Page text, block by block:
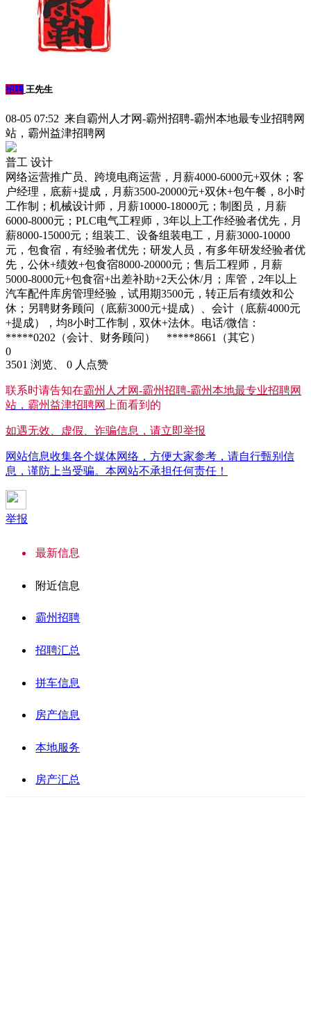
招聘 王先生
08-05 07:52 来自霸州人才网-霸州招聘-霸州本地最专业招聘网
站，霸州益津招聘网
普工 设计
网络运营推广员、跨境电商运营，月薪4000-6000元+双休；客
户经理，底薪+提成，月薪3500-20000元+双休+包午餐，8小时
工作制；机械设计师，月薪10000-18000元；制图员，月薪
6000-8000元；PLC电气工程师，3年以上工作经验者优先，月
薪8000-15000元；组装工、设备组装电工，月薪3000-10000
元，包食宿，有经验者优先；研发人员，有多年研发经验者优
先，公休+绩效+包食宿8000-20000元；售后工程师，月薪
5000-8000元+包食宿+出差补助+2天公休/月；库管，2年以上
汽车配件库房管理经验，试用期3500元，转正后有绩效和公
休；另聘财务顾问（底薪3000元+提成）、会计（底薪4000元
+提成），均8小时工作制，双休+法休。电话/微信：
*****0202（会计、财务顾问） *****8661（其它）
0
3501 浏览、 0 人点赞
联系时请告知在霸州人才网-霸州招聘-霸州本地最专业招聘网
站，霸州益津招聘网
上面看到的
如遇无效、虚假、诈骗信息，请立即举报
网站信息收集各个媒体网络，方便大家参考，请自行甄别信
息，谨防上当受骗。本网站不承担任何责任！
举报
最新信息
附近信息
霸州招聘
招聘汇总
拼车信息
房产信息
本地服务
房产汇总